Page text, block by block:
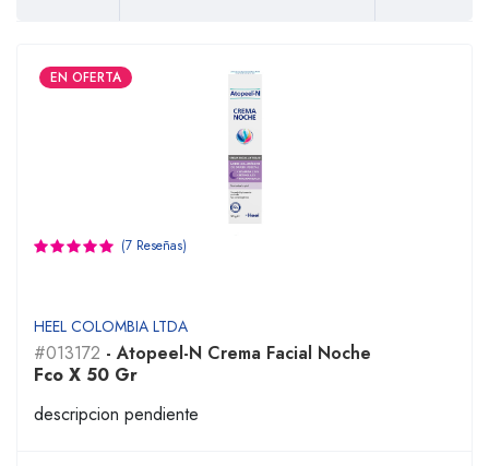
EN OFERTA
(7 Reseñas)
HEEL COLOMBIA LTDA
#013172 - Atopeel-N Crema Facial Noche
Fco X 50 Gr
descripcion pendiente